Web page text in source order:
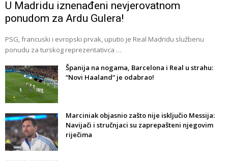
U Madridu iznenađeni nevjerovatnom
ponudom za Ardu Gulera!
PSG, francuski i evropski prvak, uputio je Real Madridu službenu
ponudu za turskog reprezentativca …
Španija na nogama, Barcelona i Real u strahu:
“Novi Haaland” je odabrao!
Marciniak objasnio zašto nije isključio Messija:
Navijači i stručnjaci su zaprepašteni njegovim
riječima